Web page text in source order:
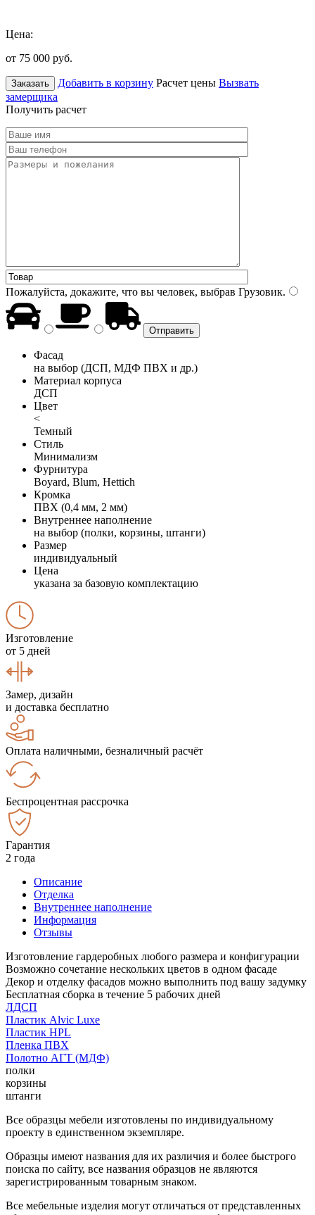
Цена:
от 75 000 руб.
Заказать Добавить в корзину Расчет цены Вызвать
замерщика
Получить расчет
Пожалуйста, докажите, что вы человек, выбрав Грузовик.
Фасад
на выбор (ДСП, МДФ ПВХ и др.)
Материал корпуса
ДСП
Цвет
<
Темный
Стиль
Минимализм
Фурнитура
Boyard, Blum, Hettich
Кромка
ПВХ (0,4 мм, 2 мм)
Внутреннее наполнение
на выбор (полки, корзины, штанги)
Размер
индивидуальный
Цена
указана за базовую комплектацию
Изготовление
от 5 дней
Замер, дизайн
и доставка бесплатно
Оплата наличными, безналичный расчёт
Беспроцентная рассрочка
Гарантия
2 года
Описание
Отделка
Внутреннее наполнение
Информация
Отзывы
Изготовление гардеробных любого размера и конфигурации
Возможно сочетание нескольких цветов в одном фасаде
Декор и отделку фасадов можно выполнить под вашу задумку
Бесплатная сборка в течение 5 рабочих дней
ЛДСП
Пластик Alvic Luxe
Пластик HPL
Пленка ПВХ
Полотно АГТ (МДФ)
полки
корзины
штанги
Все образцы мебели изготовлены по индивидуальному
проекту в единственном экземпляре.
Образцы имеют названия для их различия и более быстрого
поиска по сайту, все названия образцов не являются
зарегистрированным товарным знаком.
Все мебельные изделия могут отличаться от представленных